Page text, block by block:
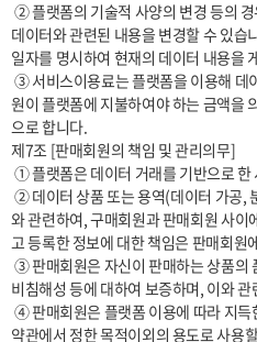
데이터와 관련된 내용을 변경할 수 있습
일자를 명시하여 현재의 데이터 내용을
원이 플랫폼에 지불하여야 하는 금액을
으로 합니다.
제7조 [판매회원의 책임 및 관리의무]
와 관련하여, 구매회원과 판매회원 사이
고 등록한 정보에 대한 책임은 판매회원
비침해성 등에 대하여 보증하며, 이와
약관에서 정한 목적이외의 용도로 사용